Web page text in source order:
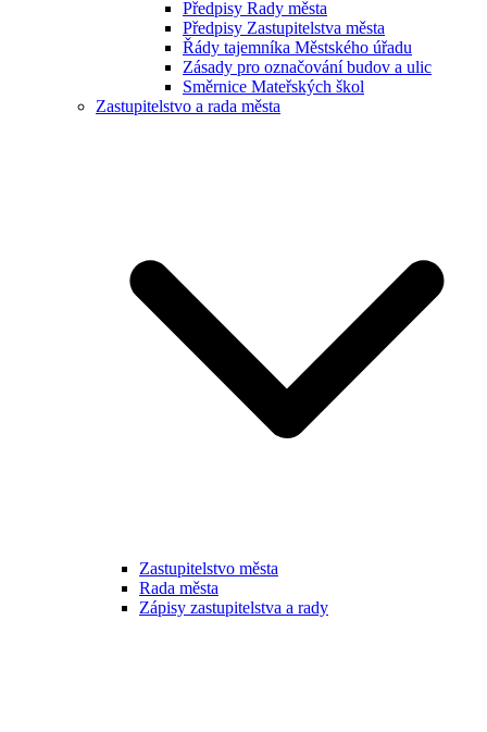
Předpisy Rady města
Předpisy Zastupitelstva města
Řády tajemníka Městského úřadu
Zásady pro označování budov a ulic
Směrnice Mateřských škol
Zastupitelstvo a rada města
Zastupitelstvo města
Rada města
Zápisy zastupitelstva a rady